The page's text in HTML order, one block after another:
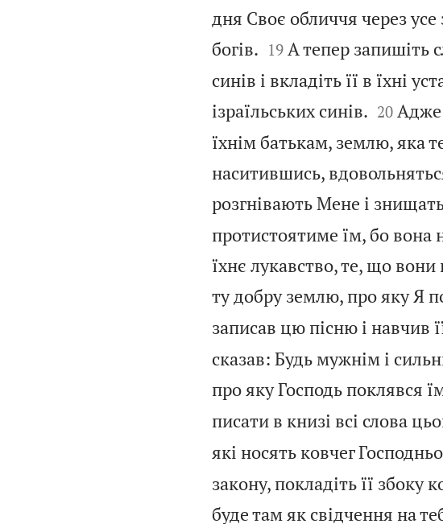
дня Своє обличчя через
богів.
19 А тепер запишіть
синів і вкладіть її в їхні
ізраїльських синів.
20 Адже
їхнім батькам, землю, яка
наситившись,
розгнівають Мене і
протистоятиме їм, бо вона
їхнє лукавство, те, що вони
ту добру землю, про яку Я
записав цю пісню і навчив
сказав: Будь мужнім і
про яку Господь поклявся
писати в книзі всі слова
які носять ковчег
закону, покладіть її збоку
буде там як свідчення на